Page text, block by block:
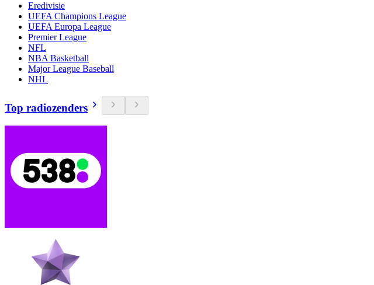
Eredivisie
UEFA Champions League
UEFA Europa League
Premier League
NFL
NBA Basketball
Major League Baseball
NHL
Top radiozenders